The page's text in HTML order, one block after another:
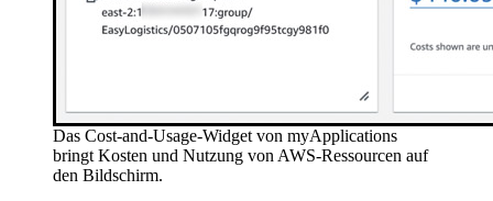
Das Cost-and-Usage-Widget von myApplications
bringt Kosten und Nutzung von AWS-Ressourcen auf
den Bildschirm.